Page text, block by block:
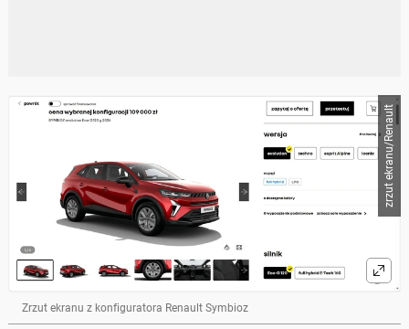
zrzut ekranu/Renault
Zrzut ekranu z konfiguratora Renault Symbioz